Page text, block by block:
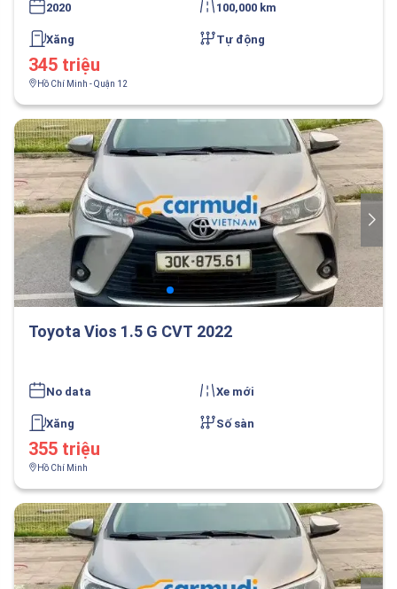
2020 100,000 km
Xăng Tự động
345 triệu
Hồ Chí Minh - Quận 12
Toyota Vios 1.5 G CVT 2022
No data Xe mới
Xăng Số sàn
355 triệu
Hồ Chí Minh